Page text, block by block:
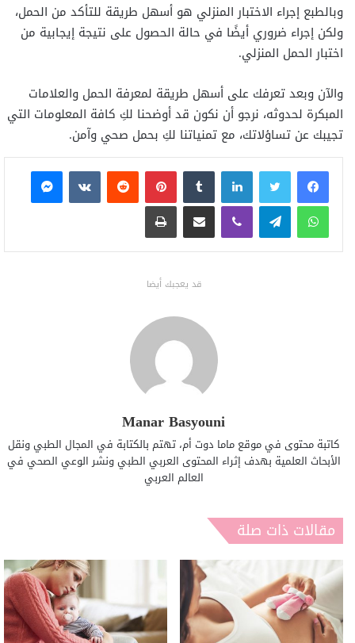
وبالطبع إجراء الاختبار المنزلي هو أسهل طريقة للتأكد من الحمل،
ولكن إجراء ضروري أيضًا في حالة الحصول على نتيجة إيجابية من
اختبار الحمل المنزلي.
والآن وبعد تعرفك على أسهل طريقة لمعرفة الحمل والعلامات
المبكرة لحدوثه، نرجو أن نكون قد أوضحنا لكِ كافة المعلومات التي
تجيبك عن تساؤلاتك، مع تمنياتنا لكِ بحمل صحي وآمن.
فيسبوكتويتر لينكدإن بينتيريست
ماسنجر
واتساب تيلقرام ڤايبر مشاركة عبر البريد طباعة
قد يعجبك أيضا
Manar Basyouni
كاتبة محتوى في موقع ماما دوت أم، تهتم بالكتابة في المجال الطبي ونقل
الأبحاث العلمية بهدف إثراء المحتوى العربي الطبي ونشر الوعي الصحي في
العالم العربي
مقالات ذات صلة